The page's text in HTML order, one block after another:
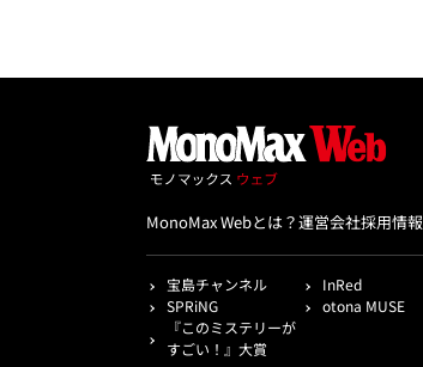
MonoMax Webとは？運営会社採用情報
宝島チャンネル InRed
SPRiNG
otona MUSE
『このミステリーが
すごい！』大賞